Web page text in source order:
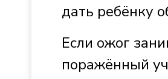
дать ребёнку
Если ожог
поражённый